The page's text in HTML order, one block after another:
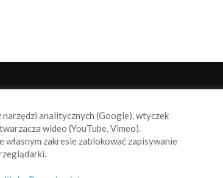
i
analitycznych (Google), wtyczek
wideo (YouTube, Vimeo).
zakresie zablokować zapisywanie